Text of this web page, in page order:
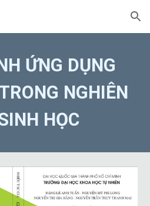
Skip to navigation
ỨNG DỤNG
NGHIÊN
HỌC